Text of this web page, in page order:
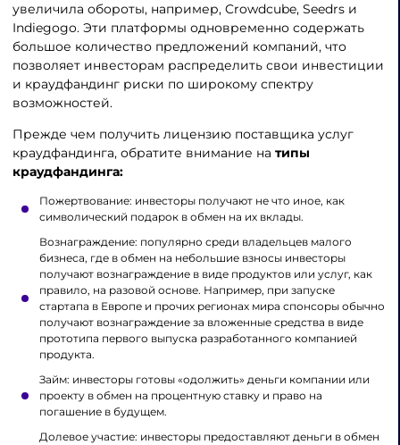
увеличила обороты, например, Crowdcube, Seedrs и
Indiegogo. Эти платформы одновременно содержать
большое количество предложений компаний, что
позволяет инвесторам распределить свои инвестиции
и краудфандинг риски по широкому спектру
возможностей.
Прежде чем получить лицензию поставщика услуг
краудфандинга, обратите внимание на типы
краудфандинга:
Пожертвование: инвесторы получают не что иное, как
символический подарок в обмен на их вклады.
Вознаграждение: популярно среди владельцев малого
бизнеса, где в обмен на небольшие взносы инвесторы
получают вознаграждение в виде продуктов или услуг, как
правило, на разовой основе. Например, при запуске
стартапа в Европе и прочих регионах мира спонсоры обычно
получают вознаграждение за вложенные средства в виде
прототипа первого выпуска разработанного компанией
продукта.
Займ: инвесторы готовы «одолжить» деньги компании или
проекту в обмен на процентную ставку и право на
погашение в будущем.
Долевое участие: инвесторы предоставляют деньги в обмен